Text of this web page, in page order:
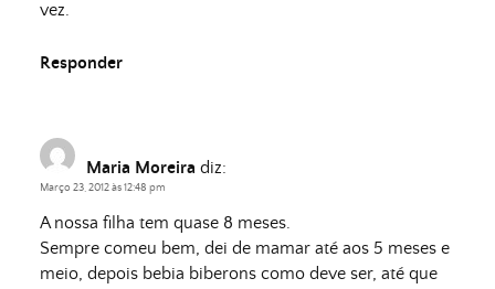
vez.
Responder
Maria Moreira diz:
Março 23, 2012 às 12:48 pm
A nossa filha tem quase 8 meses.
Sempre comeu bem, dei de mamar até aos 5 meses e
meio, depois bebia biberons como deve ser, até que